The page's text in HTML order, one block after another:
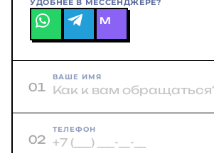
УДОБНЕЕ В МЕССЕНДЖЕРЕ?
M
01
ВАШЕ ИМЯ
02
ТЕЛЕФОН